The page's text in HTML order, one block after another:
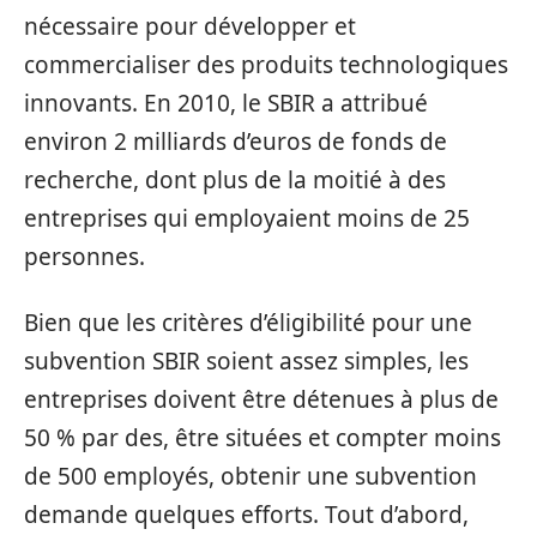
nécessaire pour développer et
commercialiser des produits technologiques
innovants. En 2010, le SBIR a attribué
environ 2 milliards d’euros de fonds de
recherche, dont plus de la moitié à des
entreprises qui employaient moins de 25
personnes.
Bien que les critères d’éligibilité pour une
subvention SBIR soient assez simples, les
entreprises doivent être détenues à plus de
50 % par des, être situées et compter moins
de 500 employés, obtenir une subvention
demande quelques efforts. Tout d’abord,